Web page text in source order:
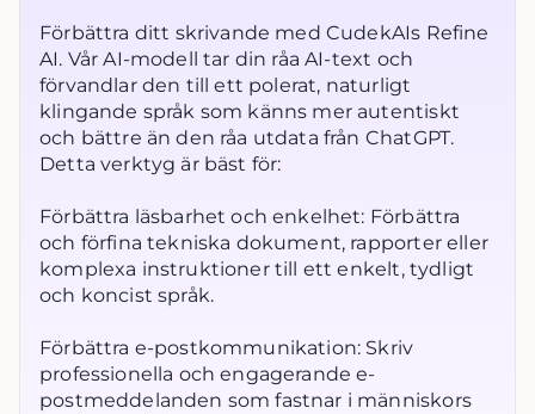
Förbättra ditt skrivande med CudekAIs Refine
AI. Vår AI-modell tar din råa AI-text och
förvandlar den till ett polerat, naturligt
klingande språk som känns mer autentiskt
och bättre än den råa utdata från ChatGPT.
Detta verktyg är bäst för:
Förbättra läsbarhet och enkelhet: Förbättra
och förfina tekniska dokument, rapporter eller
komplexa instruktioner till ett enkelt, tydligt
och koncist språk.
Förbättra e-postkommunikation: Skriv
professionella och engagerande e-
postmeddelanden som fastnar i människors